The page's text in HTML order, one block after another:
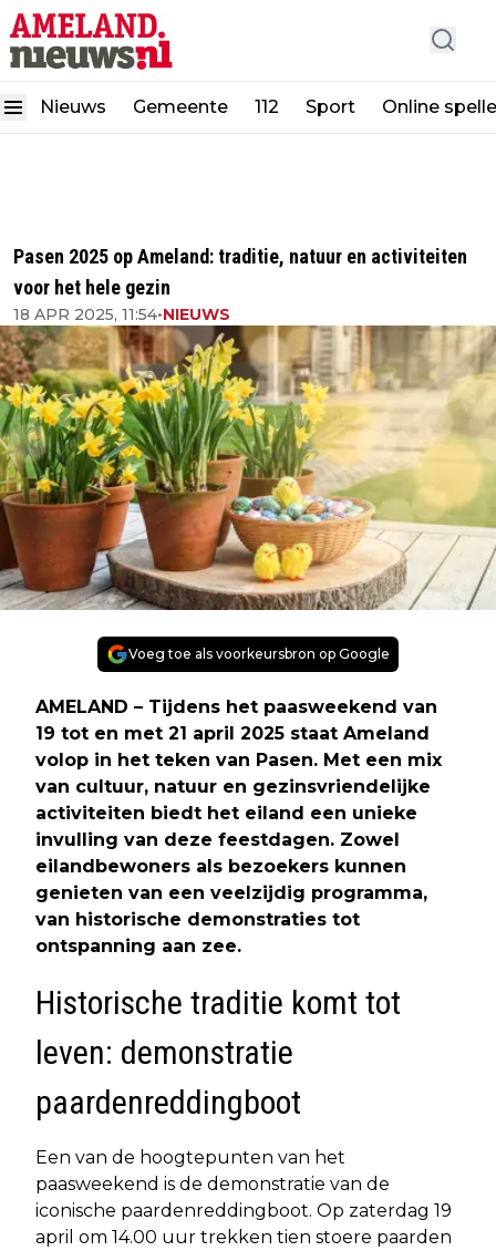
Nieuws Gemeente 112 Sport Online
Pasen 2025 op Ameland: traditie, natuur en activiteiten
voor het hele gezin
18 APR 2025, 11:54•NIEUWS
Voeg toe als voorkeursbron op Google
AMELAND – Tijdens het paasweekend van
19 tot en met 21 april 2025 staat Ameland
volop in het teken van Pasen. Met een mix
van cultuur, natuur en gezinsvriendelijke
activiteiten biedt het eiland een unieke
invulling van deze feestdagen. Zowel
eilandbewoners als bezoekers kunnen
genieten van een veelzijdig programma,
van historische demonstraties tot
ontspanning aan zee.
Historische traditie komt tot
leven: demonstratie
paardenreddingboot
Een van de hoogtepunten van het
paasweekend is de demonstratie van de
iconische paardenreddingboot. Op zaterdag 19
april om 14.00 uur trekken tien stoere paarden